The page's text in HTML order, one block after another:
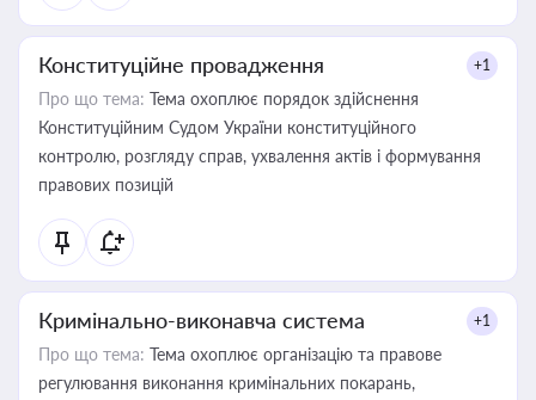
Конституційне провадження +1
Про що тема: Тема охоплює порядок здійснення
Конституційним Судом України конституційного
контролю, розгляду справ, ухвалення актів і формування
правових позицій
Кримінально-виконавча система +1
Про що тема: Тема охоплює організацію та правове
регулювання виконання кримінальних покарань,